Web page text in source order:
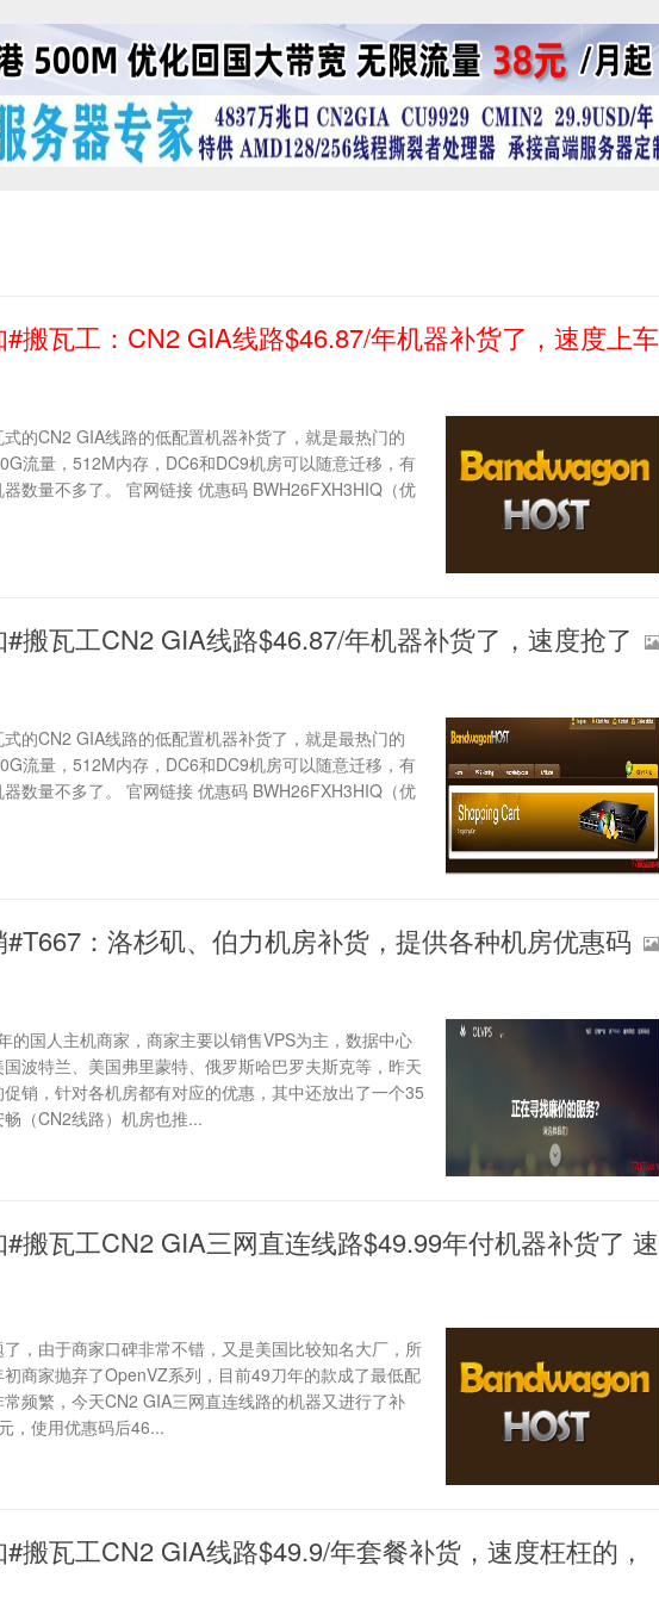
搬瓦工：CN2 GIA线路$46.87/年机器补货了，速度上车
的CN2 GIA线路的低配置机器补货了，就是最热门的
流量，512M内存，DC6和DC9机房可以随意迁移，有
数量不多了。 官网链接 优惠码 BWH26FXH3HIQ（优
搬瓦工CN2 GIA线路$46.87/年机器补货了，速度抢了
的CN2 GIA线路的低配置机器补货了，就是最热门的
流量，512M内存，DC6和DC9机房可以随意迁移，有
数量不多了。 官网链接 优惠码 BWH26FXH3HIQ（优
：洛杉矶、伯力机房补货，提供各种机房优惠码
的国人主机商家，商家主要以销售VPS为主，数据中心
波特兰、美国弗里蒙特、俄罗斯哈巴罗夫斯克等，昨天
销，针对各机房都有对应的优惠，其中还放出了一个35
（CN2线路）机房也推...
搬瓦工CN2 GIA三网直连线路$49.99年付机器补货了 速
，由于商家口碑非常不错，又是美国比较知名大厂，所
商家抛弃了OpenVZ系列，目前49刀年的款成了最低配
频繁，今天CN2 GIA三网直连线路的机器又进行了补
，使用优惠码后46...
搬瓦工CN2 GIA线路$49.9/年套餐补货，速度枉枉的，